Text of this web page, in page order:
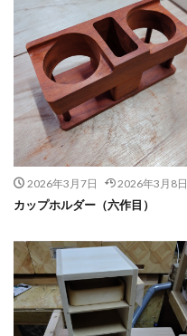
2026年3月7日 2026年3月8日
カップホルダー（六作目）